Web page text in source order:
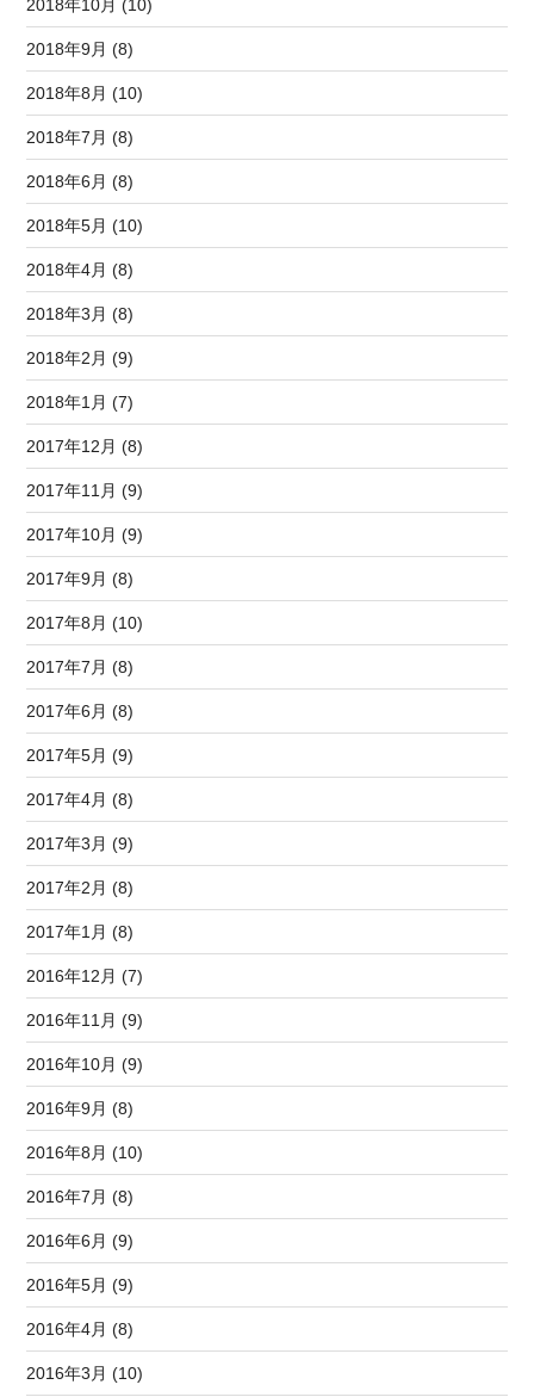
2018年10月 (10)
2018年9月 (8)
2018年8月 (10)
2018年7月 (8)
2018年6月 (8)
2018年5月 (10)
2018年4月 (8)
2018年3月 (8)
2018年2月 (9)
2018年1月 (7)
2017年12月 (8)
2017年11月 (9)
2017年10月 (9)
2017年9月 (8)
2017年8月 (10)
2017年7月 (8)
2017年6月 (8)
2017年5月 (9)
2017年4月 (8)
2017年3月 (9)
2017年2月 (8)
2017年1月 (8)
2016年12月 (7)
2016年11月 (9)
2016年10月 (9)
2016年9月 (8)
2016年8月 (10)
2016年7月 (8)
2016年6月 (9)
2016年5月 (9)
2016年4月 (8)
2016年3月 (10)